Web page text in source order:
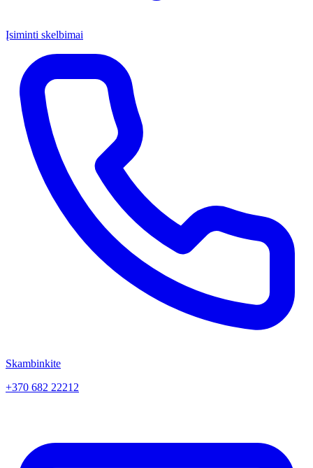
Įsiminti skelbimai
Skambinkite
+370 682 22212